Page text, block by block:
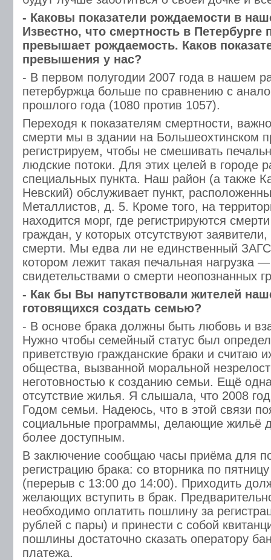
- Каковы показатели рождаемости в
Известно, что смертность в Петербурге
превышает рождаемость. Каков
превышения у нас?
- В первом полугодии 2007 года в нашем
петербуржца больше по сравнению с
прошлого года (1080 против 1057).
Переходя к показателям смертности,
смерти мы в здании на Большеохтинском
регистрируем, чтобы не смешивать
людские потоки. Для этих целей в городе
специальных пункта. Наш район (а также
Невский) обслуживает пункт,
Металлистов, д. 5. Кроме того, на
находится морг, где регистрируются
граждан, у которых отсутствуют
смерти. Мы едва ли не единственный
котором лежит такая печальная нагрузка
свидетельствами о смерти неопознанных
- Как бы Вы напутствовали жителей
готовящихся создать семью?
- В основе брака должны быть любовь и
Нужно чтобы семейный статус был
приветствую гражданские браки и считаю
общества, вызванной моральной
неготовностью к созданию семьи. Ещё
отсутствие жилья. Я слышала, что 2008
Годом семьи. Надеюсь, что в этой связи
социальные программы, делающие жильё
более доступным.
В заключение сообщаю часы приёма для
регистрацию брака: со вторника по
(перерыв с 13:00 до 14:00). Приходить
желающих вступить в брак.
необходимо оплатить пошлину за
рублей с пары) и принести с собой
пошлины достаточно сказать оператору
платежа.